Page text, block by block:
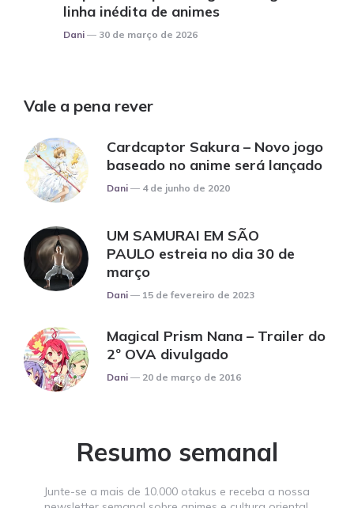
linha inédita de animes
Posted
Dani 30 de março de 2026
Vale a pena rever
Cardcaptor Sakura – Novo jogo
baseado no anime será lançado
Posted
Dani 4 de junho de 2020
UM SAMURAI EM SÃO
PAULO estreia no dia 30 de
março
Posted
Dani 15 de fevereiro de 2023
Magical Prism Nana – Trailer do
2º OVA divulgado
Posted
Dani 20 de março de 2016
Resumo semanal
Junte-se a mais de 10.000 otakus e receba a nossa